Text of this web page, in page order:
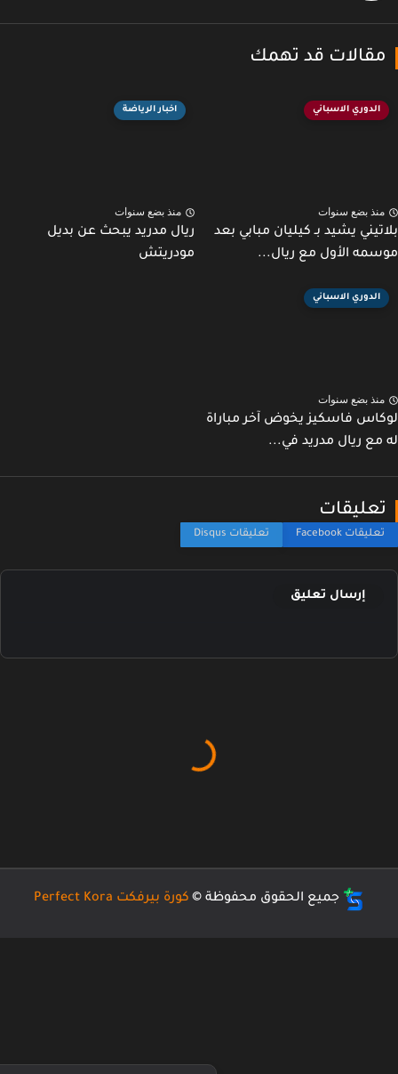
قد تهمك
الدوري الاسباني
بضع سنوات
يشيد بـ كيليان مبابي بعد
الأول مع ريال...
اخبار الرياضة
منذ بضع سنوات
ريال مدريد يبحث عن بديل
مودريتش
الدوري الاسباني
بضع سنوات
فاسكيز يخوض آخر مباراة
ريال مدريد في...
إرسال تعليق
جميع الحقوق محفوظة © كورة بيرفكت Perfect Kora